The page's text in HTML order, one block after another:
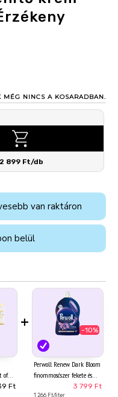
MÉG NINCS A KOSARADBAN.
2 899 Ft/db
van raktáron
belül
of
Ft
+
-10%
Perwoll Renew Dark Bloom
finommosószer fekete és
sötét textíliákhoz 603 799 Ft
1 266 Ft/liter